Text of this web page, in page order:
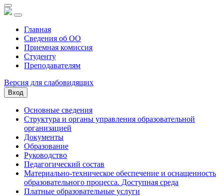
Главная
Сведения об ОО
Приемная комиссия
Студенту
Преподавателям
Версия для слабовидящих
Вход
Основные сведения
Структура и органы управления образовательной
организацией
Документы
Образование
Руководство
Педагогический состав
Материально-техническое обеспечение и оснащенность
образовательного процесса. Доступная среда
Платные образовательные услуги